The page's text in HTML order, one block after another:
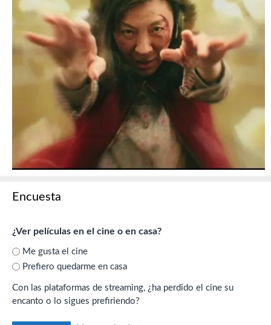
Encuesta
¿Ver películas en el cine o en casa?
Me gusta el cine
Prefiero quedarme en casa
Con las plataformas de streaming, ¿ha perdido el cine su
encanto o lo sigues prefiriendo?